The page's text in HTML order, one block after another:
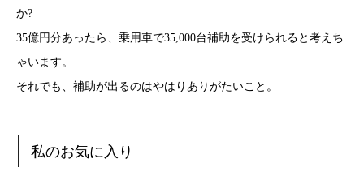
か?
35億円分あったら、乗用車で35,000台補助を受けられると考えち
ゃいます。
それでも、補助が出るのはやはりありがたいこと。
私のお気に入り